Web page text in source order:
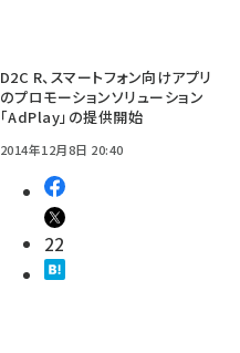
D2C R、スマートフォン向けアプリ
のプロモーションソリューション
「AdPlay」の提供開始
2014年12月8日 20:40
22